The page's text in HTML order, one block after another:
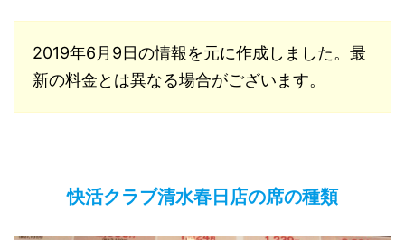
2019年6月9日の情報を元に作成しました。最
新の料金とは異なる場合がございます。
快活クラブ清水春日店の席の種類